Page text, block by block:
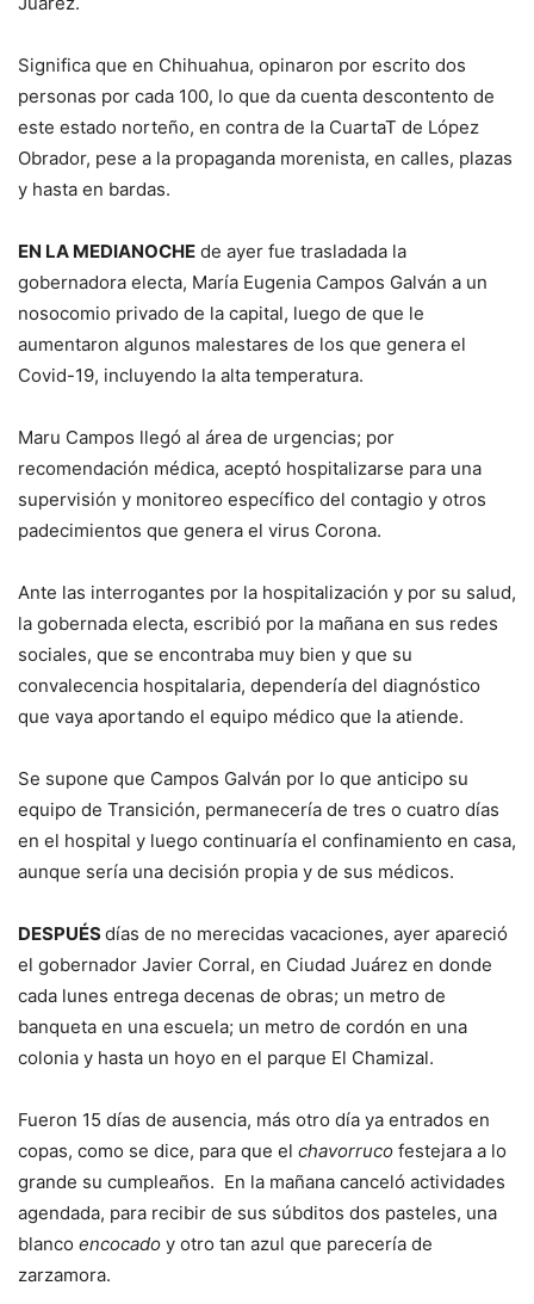
Significa que en Chihuahua, opinaron por escrito dos
personas por cada 100, lo que da cuenta descontento de
este estado norteño, en contra de la CuartaT de López
Obrador, pese a la propaganda morenista, en calles, plazas
y hasta en bardas.
EN LA MEDIANOCHE de ayer fue trasladada la
gobernadora electa, María Eugenia Campos Galván a un
nosocomio privado de la capital, luego de que le
aumentaron algunos malestares de los que genera el
Covid-19, incluyendo la alta temperatura.
Maru Campos llegó al área de urgencias; por
recomendación médica, aceptó hospitalizarse para una
supervisión y monitoreo específico del contagio y otros
padecimientos que genera el virus Corona.
Ante las interrogantes por la hospitalización y por su salud,
la gobernada electa, escribió por la mañana en sus redes
sociales, que se encontraba muy bien y que su
convalecencia hospitalaria, dependería del diagnóstico
que vaya aportando el equipo médico que la atiende.
Se supone que Campos Galván por lo que anticipo su
equipo de Transición, permanecería de tres o cuatro días
en el hospital y luego continuaría el confinamiento en casa,
aunque sería una decisión propia y de sus médicos.
DESPUÉSdías de no merecidas vacaciones, ayer apareció
el gobernador Javier Corral, en Ciudad Juárez en donde
cada lunes entrega decenas de obras; un metro de
banqueta en una escuela; un metro de cordón en una
colonia y hasta un hoyo en el parque El Chamizal.
Fueron 15 días de ausencia, más otro día ya entrados en
copas, como se dice, para que el chavorruco festejara a lo
grande su cumpleaños. En la mañana canceló actividades
agendada, para recibir de sus súbditos dos pasteles, una
blanco encocado y otro tan azul que parecería de
zarzamora.